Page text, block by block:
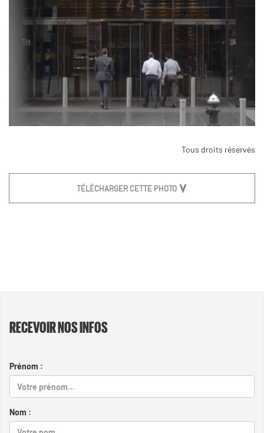
Tous droits réservés
TÉLÉCHARGER CETTE PHOTO
RECEVOIR NOS INFOS
Prénom :
Nom :